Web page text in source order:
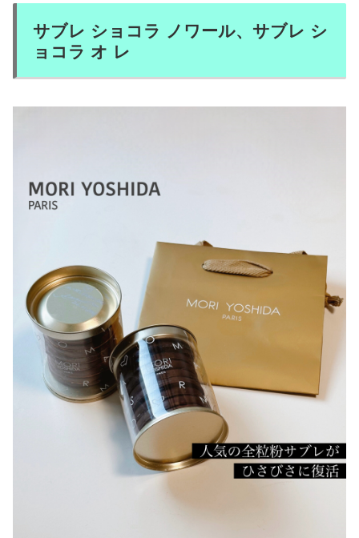
サブレ ショコラ ノワール、サブレ シ
ョコラ オ レ